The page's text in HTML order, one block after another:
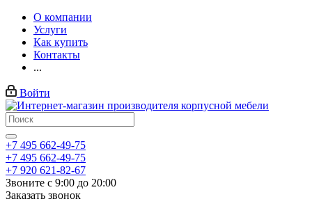
О компании
Услуги
Как купить
Контакты
...
Войти
+7 495 662-49-75
+7 495 662-49-75
+7 920 621-82-67
Звоните с 9:00 до 20:00
Заказать звонок